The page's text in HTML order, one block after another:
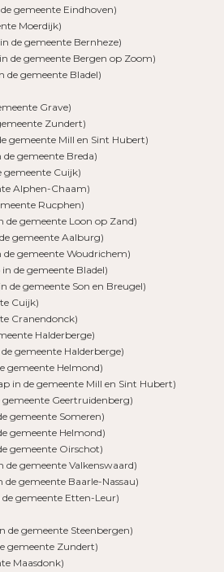
gemeente Eindhoven)
Moerdijk)
de gemeente Bernheze)
de gemeente Bergen op Zoom)
de gemeente Bladel)
Grave)
Zundert)
gemeente Mill en Sint Hubert)
gemeente Breda)
gemeente Cuijk)
Alphen-Chaam)
Rucphen)
de gemeente Loon op Zand)
gemeente Aalburg)
gemeente Woudrichem)
de gemeente Bladel)
de gemeente Son en Breugel)
Cuijk)
Cranendonck)
Halderberge)
gemeente Halderberge)
gemeente Helmond)
in de gemeente Mill en Sint Hubert)
Geertruidenberg)
gemeente Someren)
gemeente Helmond)
gemeente Oirschot)
de gemeente Valkenswaard)
de gemeente Baarle-Nassau)
gemeente Etten-Leur)
de gemeente Steenbergen)
gemeente Zundert)
Maasdonk)